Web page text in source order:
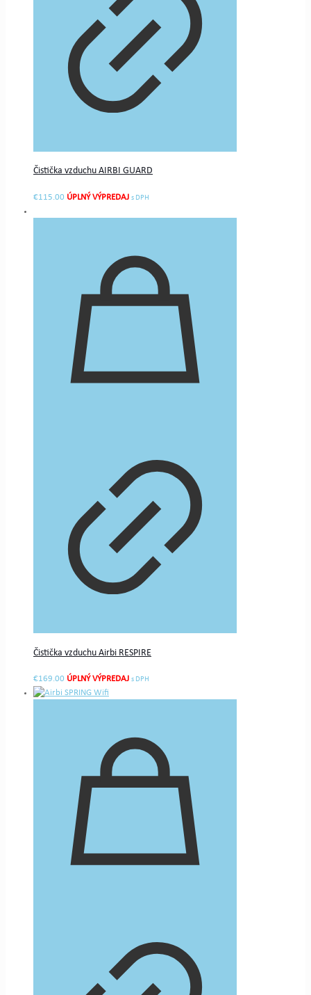
Čistička vzduchu AIRBI GUARD
€115.00 s DPH
Čistička vzduchu Airbi RESPIRE
€169.00 s DPH